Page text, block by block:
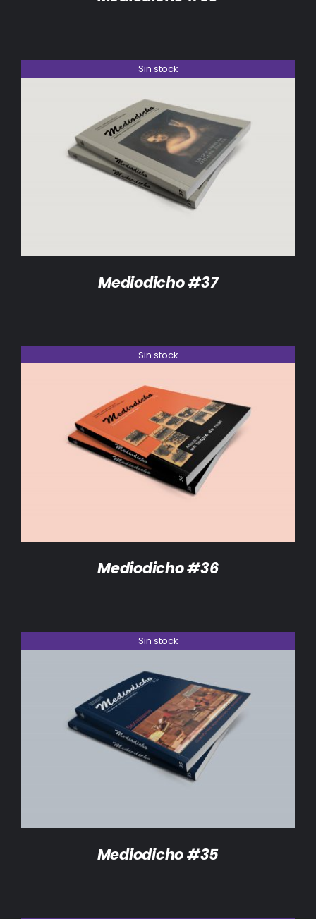
Sin stock
DETALLES
Mediodicho #37
Sin stock
DETALLES
Mediodicho #36
Sin stock
DETALLES
Mediodicho #35